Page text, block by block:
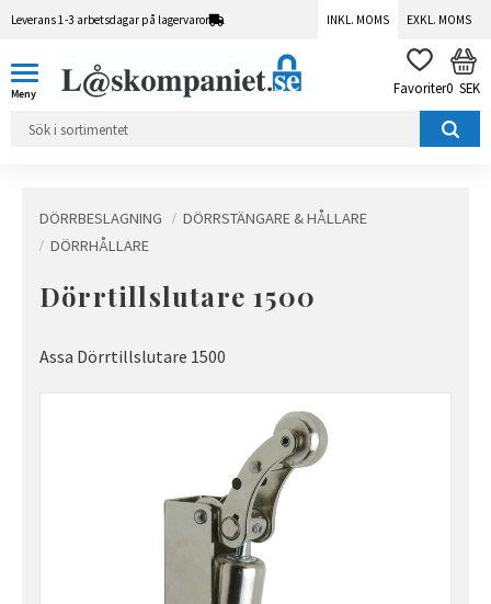
Leverans 1-3 arbetsdagar på lagervaror INKL. MOMS EXKL. MOMS
FAVORITER
0 SEK
DÖRRBESLAGNING
DÖRRSTÄNGARE & HÅLLARE
DÖRRHÅLLARE
Dörrtillslutare 1500
Assa Dörrtillslutare 1500